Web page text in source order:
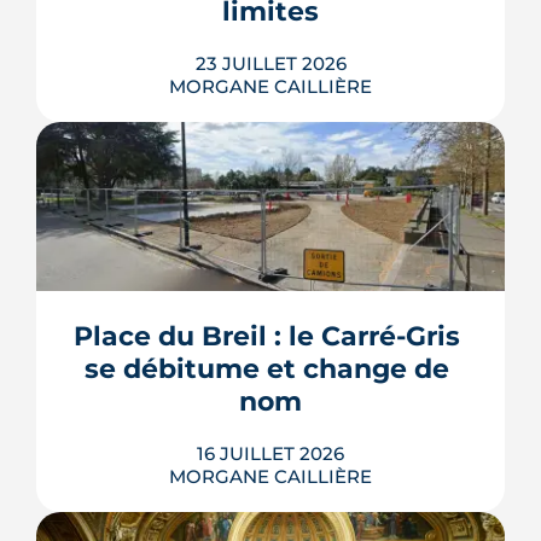
LIRE L'ARTICLE
limites
23 JUILLET 2026
MORGANE CAILLIÈRE
Les travaux modificatifs acquéreur
(TMA) permettent de personnaliser les
plans d'un logement en VEFA, sous
réserve de la faisabilité technique et de
l'accord du promoteur. Distincts des
livraison, ces aménagements
s'encadrent par un contrat spécifique
Place du Breil : le Carré-Gris
se débitume et change de
nom
16 JUILLET 2026
MORGANE CAILLIÈRE